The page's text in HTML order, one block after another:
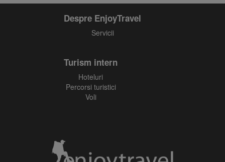
Despre EnjoyTravel
Servicii
Turism intern
Hoteluri
Percorsi turistici
Voli